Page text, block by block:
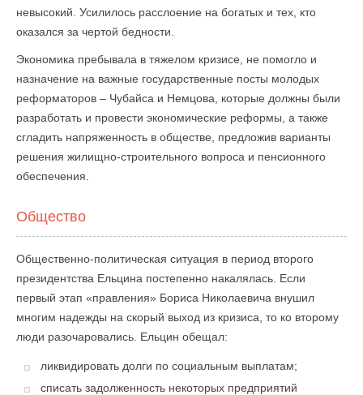
невысокий. Усилилось расслоение на богатых и тех, кто
оказался за чертой бедности.
Экономика пребывала в тяжелом кризисе, не помогло и
назначение на важные государственные посты молодых
реформаторов – Чубайса и Немцова, которые должны были
разработать и провести экономические реформы, а также
сгладить напряженность в обществе, предложив варианты
решения жилищно-строительного вопроса и пенсионного
обеспечения.
Общество
Общественно-политическая ситуация в период второго
президентства Ельцина постепенно накалялась. Если
первый этап «правления» Бориса Николаевича внушил
многим надежды на скорый выход из кризиса, то ко второму
люди разочаровались. Ельцин обещал:
ликвидировать долги по социальным выплатам;
списать задолженность некоторых предприятий